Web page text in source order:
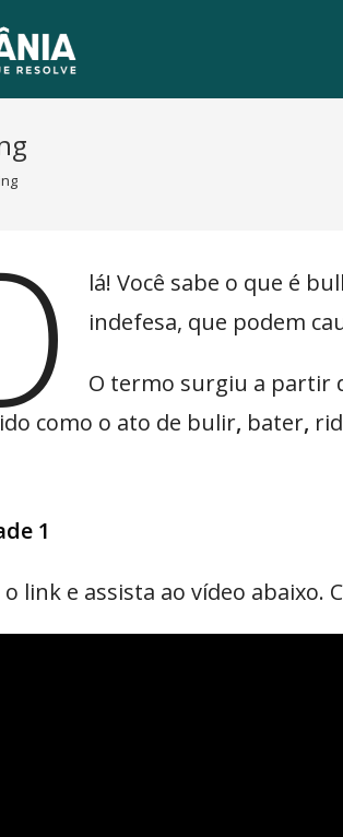
lá! Você sabe o que é
indefesa, que podem
O termo surgiu a partir
como o ato de bulir, bater,
1
o link e assista ao vídeo abaixo.